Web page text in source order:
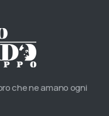
che ne amano ogni